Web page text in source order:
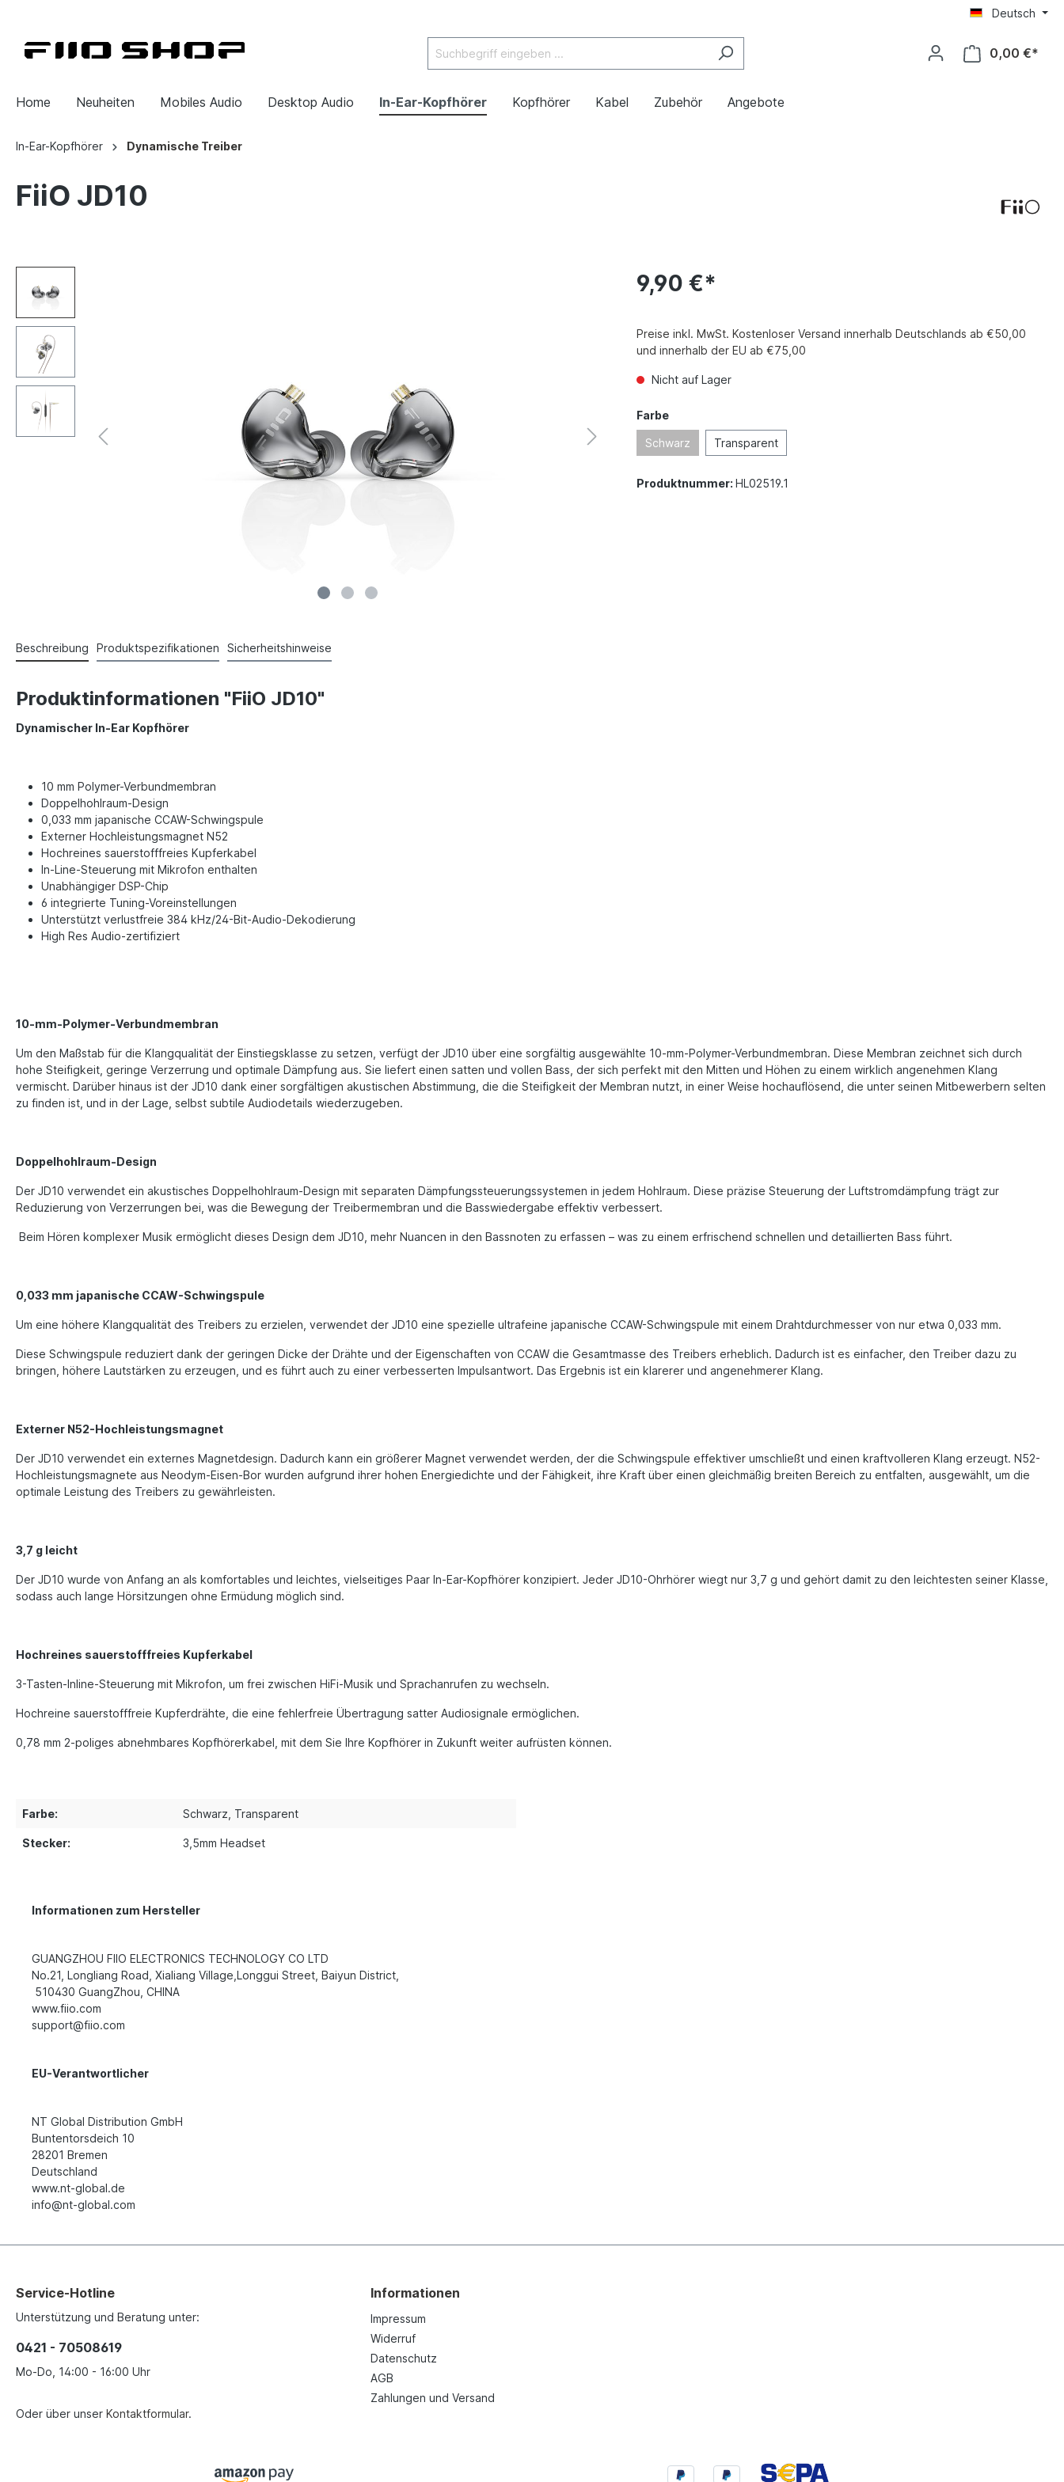
Deutsch
0,00 €*
Home Neuheiten Mobiles Audio Desktop Audio In-Ear-Kopfhörer Kopfhörer Kabel Zubehör Angebote
In-Ear-Kopfhörer Dynamische Treiber
FiiO JD10
9,90 €*
Preise inkl. MwSt. Kostenloser Versand innerhalb Deutschlands ab €50,00
und innerhalb der EU ab €75,00
Nicht auf Lager
Farbe
Schwarz Transparent
Produktnummer: HL02519.1
Beschreibung Produktspezifikationen Sicherheitshinweise
Produktinformationen "FiiO JD10"
Dynamischer In-Ear Kopfhörer
10 mm Polymer-Verbundmembran
Doppelhohlraum-Design
0,033 mm japanische CCAW-Schwingspule
Externer Hochleistungsmagnet N52
Hochreines sauerstofffreies Kupferkabel
In-Line-Steuerung mit Mikrofon enthalten
Unabhängiger DSP-Chip
6 integrierte Tuning-Voreinstellungen
Unterstützt verlustfreie 384 kHz/24-Bit-Audio-Dekodierung
High Res Audio-zertifiziert
10-mm-Polymer-Verbundmembran
Um den Maßstab für die Klangqualität der Einstiegsklasse zu setzen, verfügt der JD10 über eine sorgfältig ausgewählte 10-mm-Polymer-Verbundmembran. Diese Membran zeichnet sich durch
hohe Steifigkeit, geringe Verzerrung und optimale Dämpfung aus. Sie liefert einen satten und vollen Bass, der sich perfekt mit den Mitten und Höhen zu einem wirklich angenehmen Klang
vermischt. Darüber hinaus ist der JD10 dank einer sorgfältigen akustischen Abstimmung, die die Steifigkeit der Membran nutzt, in einer Weise hochauflösend, die unter seinen Mitbewerbern selten
zu finden ist, und in der Lage, selbst subtile Audiodetails wiederzugeben.
Doppelhohlraum-Design
Der JD10 verwendet ein akustisches Doppelhohlraum-Design mit separaten Dämpfungssteuerungssystemen in jedem Hohlraum. Diese präzise Steuerung der Luftstromdämpfung trägt zur
Reduzierung von Verzerrungen bei, was die Bewegung der Treibermembran und die Basswiedergabe effektiv verbessert.
Beim Hören komplexer Musik ermöglicht dieses Design dem JD10, mehr Nuancen in den Bassnoten zu erfassen – was zu einem erfrischend schnellen und detaillierten Bass führt.
0,033 mm japanische CCAW-Schwingspule
Um eine höhere Klangqualität des Treibers zu erzielen, verwendet der JD10 eine spezielle ultrafeine japanische CCAW-Schwingspule mit einem Drahtdurchmesser von nur etwa 0,033 mm.
Diese Schwingspule reduziert dank der geringen Dicke der Drähte und der Eigenschaften von CCAW die Gesamtmasse des Treibers erheblich. Dadurch ist es einfacher, den Treiber dazu zu
bringen, höhere Lautstärken zu erzeugen, und es führt auch zu einer verbesserten Impulsantwort. Das Ergebnis ist ein klarerer und angenehmerer Klang.
Externer N52-Hochleistungsmagnet
Der JD10 verwendet ein externes Magnetdesign. Dadurch kann ein größerer Magnet verwendet werden, der die Schwingspule effektiver umschließt und einen kraftvolleren Klang erzeugt. N52-
Hochleistungsmagnete aus Neodym-Eisen-Bor wurden aufgrund ihrer hohen Energiedichte und der Fähigkeit, ihre Kraft über einen gleichmäßig breiten Bereich zu entfalten, ausgewählt, um die
optimale Leistung des Treibers zu gewährleisten.
3,7 g leicht
Der JD10 wurde von Anfang an als komfortables und leichtes, vielseitiges Paar In-Ear-Kopfhörer konzipiert. Jeder JD10-Ohrhörer wiegt nur 3,7 g und gehört damit zu den leichtesten seiner Klasse,
sodass auch lange Hörsitzungen ohne Ermüdung möglich sind.
Hochreines sauerstofffreies Kupferkabel
3-Tasten-Inline-Steuerung mit Mikrofon, um frei zwischen HiFi-Musik und Sprachanrufen zu wechseln.
Hochreine sauerstofffreie Kupferdrähte, die eine fehlerfreie Übertragung satter Audiosignale ermöglichen.
0,78 mm 2-poliges abnehmbares Kopfhörerkabel, mit dem Sie Ihre Kopfhörer in Zukunft weiter aufrüsten können.
Farbe: Schwarz , Transparent
Stecker: 3,5mm Headset
Informationen zum Hersteller
GUANGZHOU FIIO ELECTRONICS TECHNOLOGY CO LTD
No.21, Longliang Road, Xialiang Village,Longgui Street, Baiyun District,
510430 GuangZhou, CHINA
www.fiio.com
support@fiio.com
EU-Verantwortlicher
NT Global Distribution GmbH
Buntentorsdeich 10
28201 Bremen
Deutschland
www.nt-global.de
info@nt-global.com
Service-Hotline
Unterstützung und Beratung unter:
0421 - 70508619
Mo-Do, 14:00 - 16:00 Uhr
Oder über unser Kontaktformular.
Informationen
Impressum
Widerruf
Datenschutz
AGB
Zahlungen und Versand